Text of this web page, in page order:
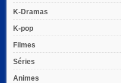
K-Dramas
K-pop
Filmes
Séries
Animes